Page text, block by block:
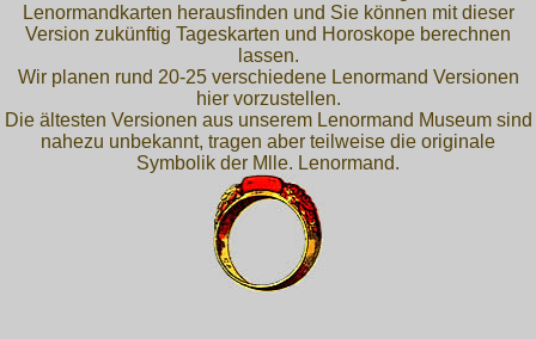
Lenormandkarten herausfinden und Sie können mit dieser
Version zukünftig Tageskarten und Horoskope berechnen
lassen.
Wir planen rund 20-25 verschiedene Lenormand Versionen
hier vorzustellen.
Die ältesten Versionen aus unserem Lenormand Museum sind
nahezu unbekannt, tragen aber teilweise die originale
Symbolik der Mlle. Lenormand.